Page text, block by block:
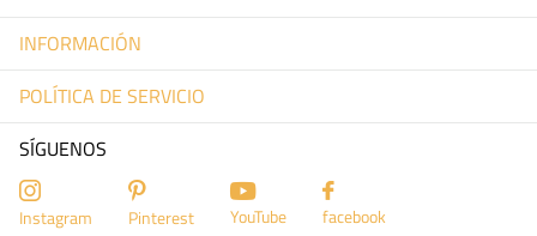
INFORMACIÓN
POLÍTICA DE SERVICIO
SÍGUENOS
Instagram Pinterest YouTube facebook